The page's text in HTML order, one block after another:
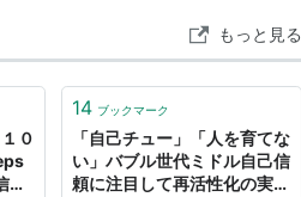
もっと見る
０
頼
14 ブックマーク
「自己チュー」「人を育てな
い」バブル世代ミドル自己信
頼に注目して再活性化の実現